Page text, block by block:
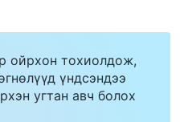
ойрхон тохиолдож,
үндсэндээ
угтан авч болох